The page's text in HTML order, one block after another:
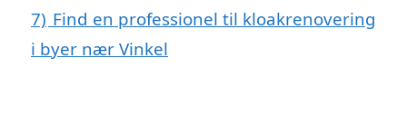
7) Find en professionel til kloakrenovering
i byer nær Vinkel